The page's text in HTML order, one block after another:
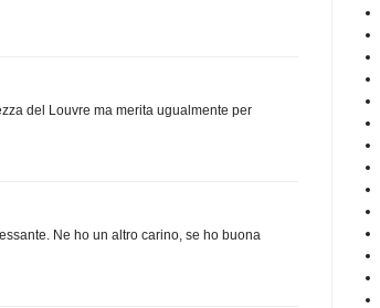
del Louvre ma merita ugualmente per
Ne ho un altro carino, se ho buona